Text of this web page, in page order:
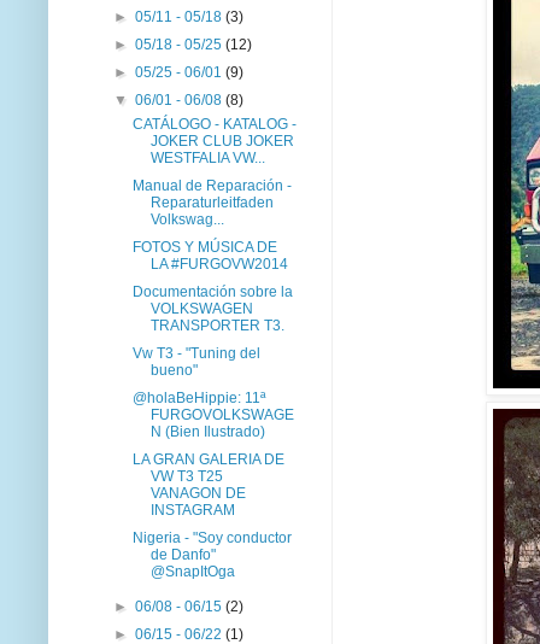
►05/11 - 05/18(3)
►05/18 - 05/25(12)
►05/25 - 06/01(9)
▼06/01 - 06/08(8)
CATÁLOGO - KATALOG -
JOKER CLUB JOKER
WESTFALIA VW...
Manual de Reparación -
Reparaturleitfaden
Volkswag...
FOTOS Y MÚSICA DE
LA #FURGOVW2014
Documentación sobre la
VOLKSWAGEN
TRANSPORTER T3.
Vw T3 - "Tuning del
bueno"
@holaBeHippie: 11ª
FURGOVOLKSWAGE
N (Bien Ilustrado)
LA GRAN GALERIA DE
VW T3 T25
VANAGON DE
INSTAGRAM
Nigeria - "Soy conductor
de Danfo"
@SnapItOga
►06/08 - 06/15(2)
►06/15 - 06/22(1)